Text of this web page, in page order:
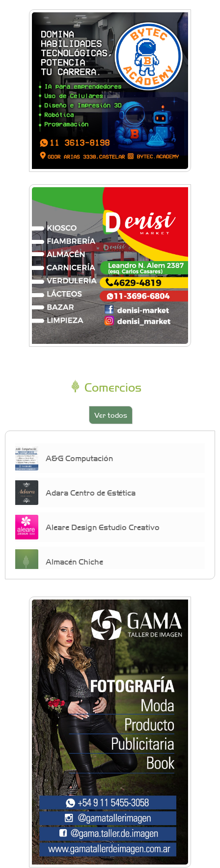
Comercios
Ver todos
A&G Computación
Adara Centro de Estética
Aleare Design Estudio Creativo
Almacén Chiche
crecimiento personal
Arq. Horacio Alejandro Sánchez
Artística ApasionArte
Artística Catalina
Artística Veral
BAIC Ramos Mejía
Brisé Estudio de Danzas
Buenos Aires Equipar